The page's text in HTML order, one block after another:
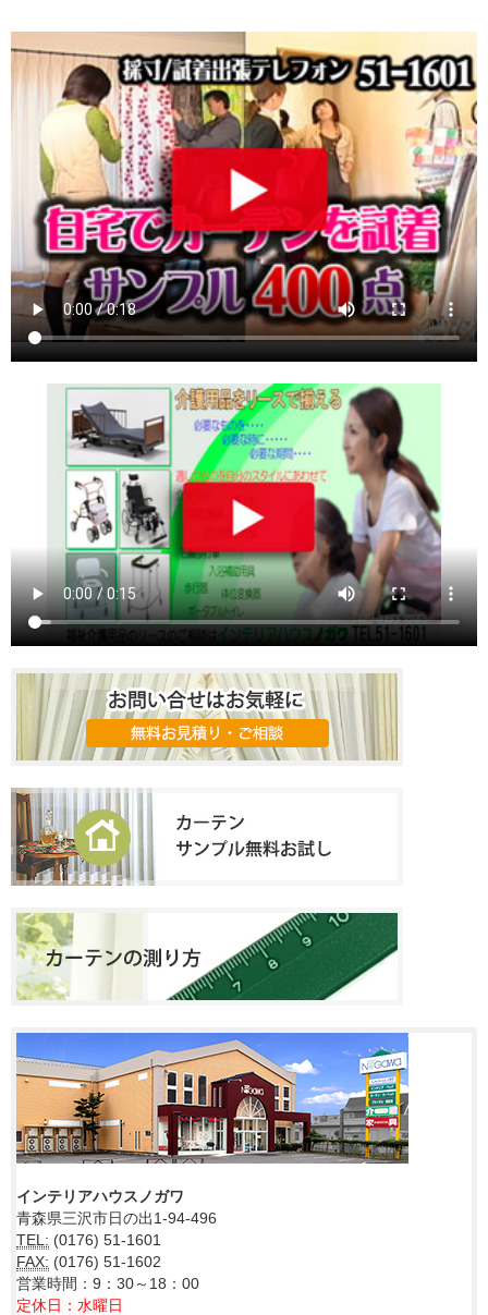
インテリアハウスノガワ
青森県三沢市日の出1-94-496
TEL: (0176) 51-1601
FAX: (0176) 51-1602
営業時間：9：30～18：00
定休日：水曜日